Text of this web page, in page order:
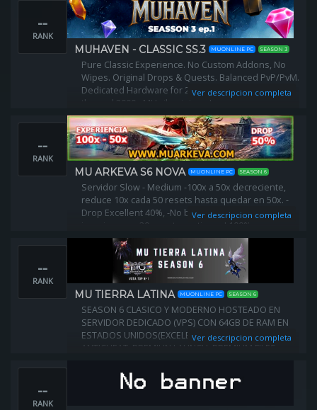
--
RANK
MUHAVEN - CLASSIC SS.3 MUONLINE PC SEASON 3
Pure Classic Experience. No Custom Addons, No
Wipes. Original Drops & Quests. Balanced PvP/PvM.
Dedicated Hardware for 24/7 Stability. If you seek
the real 2000s MU vibe, join us!
Ver descripcion completa
--
RANK
MU ARKEVA S6 NOVA MUONLINE PC SEASON 6
Servidor Slow - Medium -100x a 50x decreciente,
reduce 10x cada 50 resets hasta quedar en 50x. -
Drop Excellent 40%, -No borra stats, -+47
invasiones, -+20 eventos activos al 100%.
Ver descripcion completa
--
RANK
MU TIERRA LATINA MUONLINE PC SEASON 6
SEASON 6 CLASICO Y MODERNO HOSTEADO EN
SERVIDOR DEDICADO (VPS) CON 64GB DE RAM EN
ESTADOS UNIDOS(EXCELENTE JUBABILIDAD)
ANTICHEAT: PREMIUN LAUNCH: PREMIUM FILES:
Ver descripcion completa
--
RANK